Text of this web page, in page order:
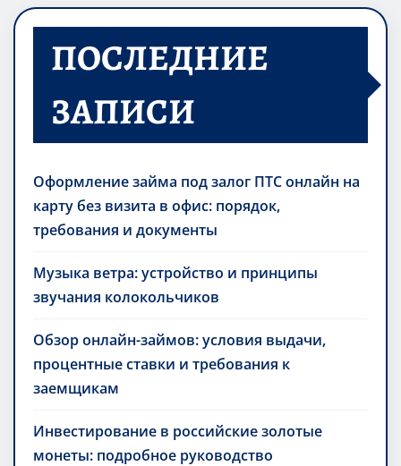
ПОСЛЕДНИЕ
ЗАПИСИ
Оформление займа под залог ПТС онлайн на
карту без визита в офис: порядок,
требования и документы
Музыка ветра: устройство и принципы
звучания колокольчиков
Обзор онлайн-займов: условия выдачи,
процентные ставки и требования к
заемщикам
Инвестирование в российские золотые
монеты: подробное руководство